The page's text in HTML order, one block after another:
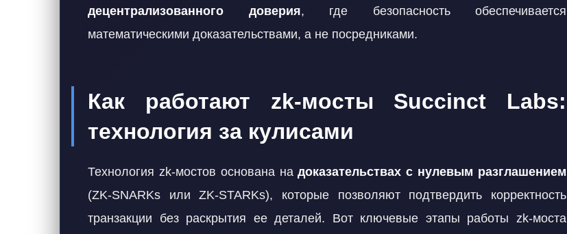
децентрализованного доверия, где безопасность обеспечивается
математическими доказательствами, а не посредниками.
Как работают zk-мосты Succinct Labs:
технология за кулисами
Технология zk-мостов основана надоказательствах с нулевым разглашением
(ZK-SNARKs или ZK-STARKs), которые позволяют подтвердить корректность
транзакции без раскрытия ее деталей. Вот ключевые этапы работы zk-моста